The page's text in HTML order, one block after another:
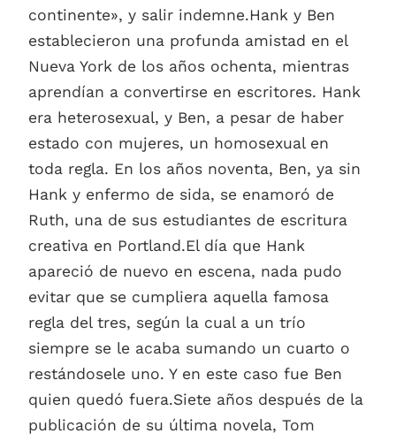
continente», y salir indemne.Hank y Ben
establecieron una profunda amistad en el
Nueva York de los años ochenta, mientras
aprendían a convertirse en escritores. Hank
era heterosexual, y Ben, a pesar de haber
estado con mujeres, un homosexual en
toda regla. En los años noventa, Ben, ya sin
Hank y enfermo de sida, se enamoró de
Ruth, una de sus estudiantes de escritura
creativa en Portland.El día que Hank
apareció de nuevo en escena, nada pudo
evitar que se cumpliera aquella famosa
regla del tres, según la cual a un trío
siempre se le acaba sumando un cuarto o
restándosele uno. Y en este caso fue Ben
quien quedó fuera.Siete años después de la
publicación de su última novela, Tom